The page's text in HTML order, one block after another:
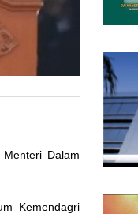
Dalam
Kemendagri